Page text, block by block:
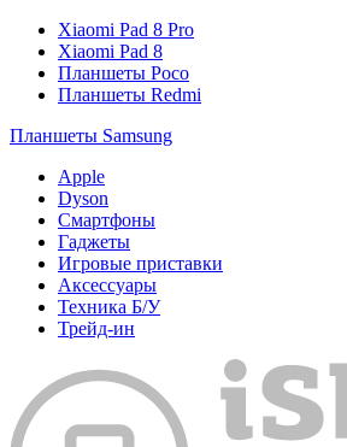
Xiaomi Pad 8 Pro
Xiaomi Pad 8
Планшеты Poco
Планшеты Redmi
Планшеты Samsung
Apple
Dyson
Смартфоны
Гаджеты
Игровые приставки
Аксессуары
Техника Б/У
Трейд-ин